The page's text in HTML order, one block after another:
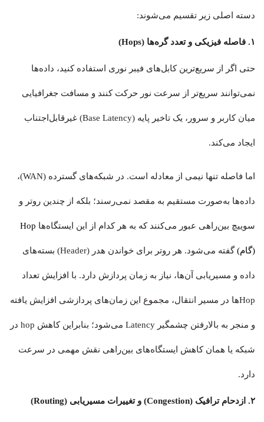
دسته اصلی زیر تقسیم می‌شوند:
۱. فاصله فیزیکی و تعدد گره‌ها (Hops)
حتی اگر از سریع‌ترین کابل‌های فیبر نوری استفاده کنید، داده‌ها
نمی‌توانند سریع‌تر از سرعت نور حرکت کنند و مسافت جغرافیایی
میان کاربر و سرور، یک تاخیر پایه (Base Latency) غیرقابل‌اجتناب
ایجاد می‌کند.
اما فاصله تنها نیمی از معادله است. در شبکه‌های گسترده (WAN)،
داده‌ها به‌صورت مستقیم به مقصد نمی‌رسند؛ بلکه از چندین روتر و
سوییچ بین‌راهی عبور می‌کنند که به هر کدام از این ایستگاه‌ها Hop
(گام) گفته می‌شود. هر روتر برای خواندن هدر (Header) بسته‌های
داده و مسیریابی آن‌ها، نیاز به زمان پردازش دارد. با افزایش تعداد
Hopها در مسیر انتقال، مجموع این زمان‌های پردازشی افزایش یافته
و منجر به بالارفتن چشمگیر Latency می‌شود؛ بنابراین کاهش hop در
شبکه یا همان کاهش ایستگاه‌های بین‌راهی نقش مهمی در سرعت
دارد.
۲. ازدحام ترافیک (Congestion) و تغییرات مسیریابی (Routing)